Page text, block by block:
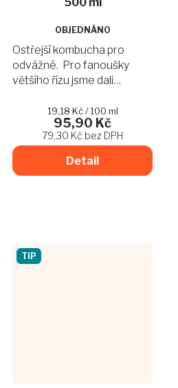
500 ml
OBJEDNÁNO
79,30 Kč bez DPH
95,90 Kč
Měrná
cena:
19,18 Kč / 100 ml
Detail
Ostřejší kombucha pro
odvážné. Pro fanoušky
většího řízu jsme dali
kombuchy kurkumino, která
tě svou chutí naprosto
okouzlí. Kurkuma a...
TIP